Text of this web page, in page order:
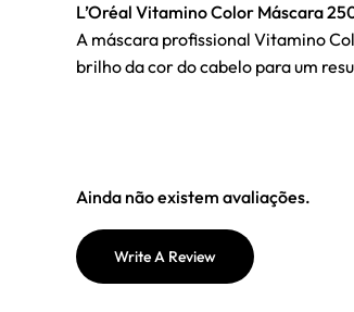
L’Oréal Vitamino Color Máscara
A máscara profissional Vitamino
brilho da cor do cabelo para um
Ainda não existem avaliações.
Write A Review